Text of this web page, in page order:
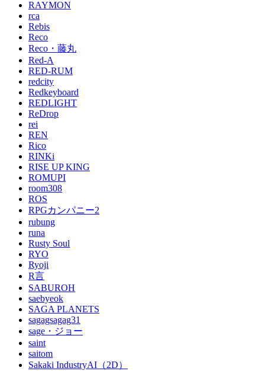
RAYMON
rca
Rebis
Reco
Reco・藤丸
Red-A
RED-RUM
redcity
Redkeyboard
REDLIGHT
ReDrop
rei
REN
Rico
RINKi
RISE UP KING
ROMUPI
room308
ROS
RPGカンパニー2
rubung
runa
Rusty Soul
RYO
Ryoji
R言
SABUROH
saebyeok
SAGA PLANETS
sagagsagag31
sage・ジョー
saint
saitom
Sakaki IndustryAI（2D）